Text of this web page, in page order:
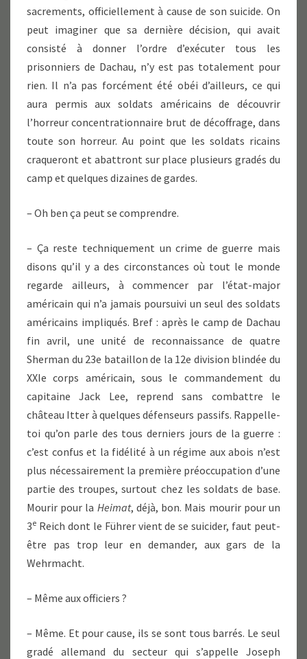
sacrements, officiellement à cause de son suicide. On
peut imaginer que sa dernière décision, qui avait
consisté à donner l’ordre d’exécuter tous les
prisonniers de Dachau, n’y est pas totalement pour
rien. Il n’a pas forcément été obéi d’ailleurs, ce qui
aura permis aux soldats américains de découvrir
l’horreur concentrationnaire brut de décoffrage, dans
toute son horreur. Au point que les soldats ricains
craqueront et abattront sur place plusieurs gradés du
camp et quelques dizaines de gardes.
– Oh ben ça peut se comprendre.
– Ça reste techniquement un crime de guerre mais
disons qu’il y a des circonstances où tout le monde
regarde ailleurs, à commencer par l’état-major
américain qui n’a jamais poursuivi un seul des soldats
américains impliqués. Bref : après le camp de Dachau
fin avril, une unité de reconnaissance de quatre
Sherman du 23e bataillon de la 12e division blindée du
XXIe corps américain, sous le commandement du
capitaine Jack Lee, reprend sans combattre le
château Itter à quelques défenseurs passifs. Rappelle-
toi qu’on parle des tous derniers jours de la guerre :
c’est confus et la fidélité à un régime aux abois n’est
plus nécessairement la première préoccupation d’une
partie des troupes, surtout chez les soldats de base.
Mourir pour la Heimat, déjà, bon. Mais mourir pour un
3e Reich dont le Führer vient de se suicider, faut peut-
être pas trop leur en demander, aux gars de la
Wehrmacht.
– Même aux officiers ?
– Même. Et pour cause, ils se sont tous barrés. Le seul
gradé allemand du secteur qui s’appelle Joseph